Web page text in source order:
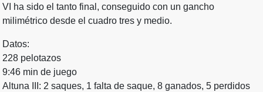
VI ha sido el tanto final, conseguido con un gancho
milimétrico desde el cuadro tres y medio.
Datos:
228 pelotazos
9:46 min de juego
Altuna III: 2 saques, 1 falta de saque, 8 ganados, 5 perdidos